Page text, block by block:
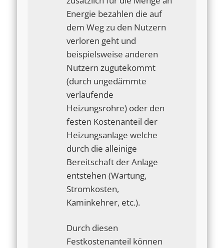
Energie bezahlen die auf
dem Weg zu den Nutzern
verloren geht und
beispielsweise anderen
Nutzern zugutekommt
(durch ungedämmte
verlaufende
Heizungsrohre) oder den
festen Kostenanteil der
Heizungsanlage welche
durch die alleinige
Bereitschaft der Anlage
entstehen (Wartung,
Stromkosten,
Kaminkehrer, etc.).
Durch diesen
Festkostenanteil können